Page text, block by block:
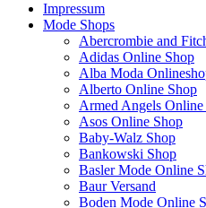
Impressum
Mode Shops
Abercrombie and
Adidas Online Shop
Alba Moda
Alberto Online Shop
Armed Angels Online
Asos Online Shop
Baby-Walz Shop
Bankowski Shop
Basler Mode Online
Baur Versand
Boden Mode Online